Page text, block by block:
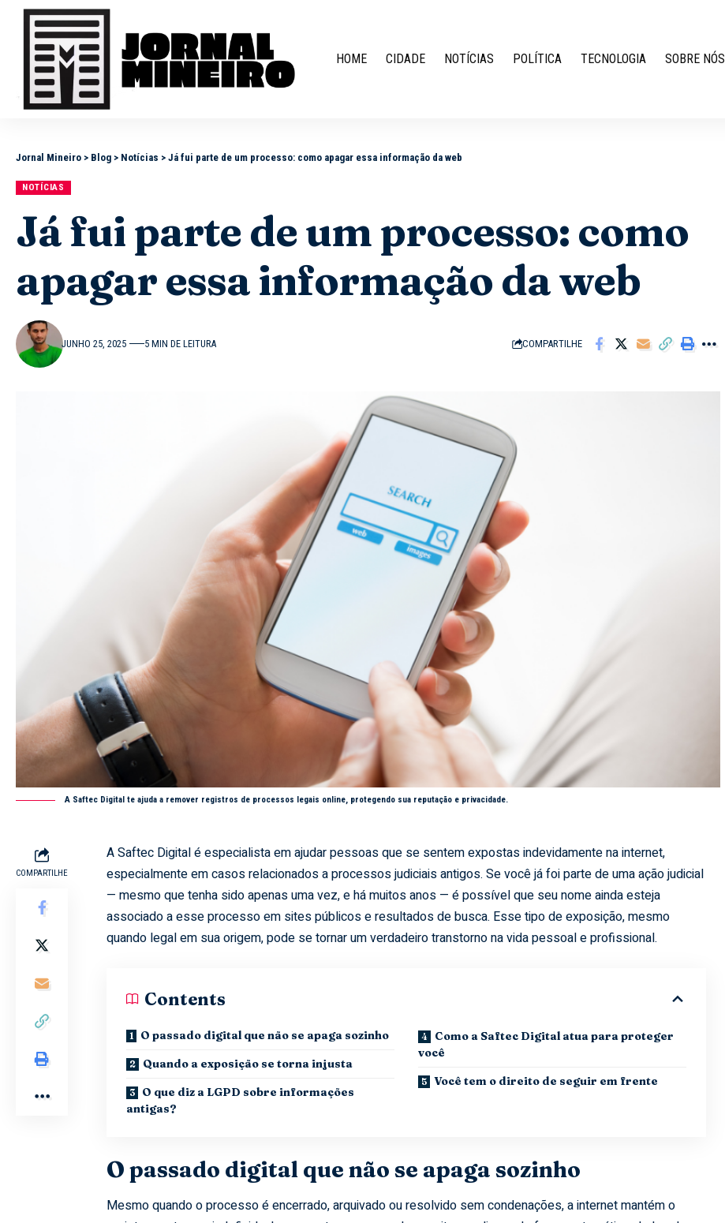
HOME CIDADE NOTÍCIAS POLÍTICA TECNOLOGIA SOBRE NÓS
Jornal Mineiro > Blog > Notícias > Já fui parte de um processo: como apagar essa informação da web
NOTÍCIAS
Já fui parte de um processo: como
apagar essa informação da web
JUNHO 25, 2025 5 MIN DE LEITURA COMPARTILHE
A Saftec Digital te ajuda a remover registros de processos legais online, protegendo sua reputação e privacidade.
COMPARTILHE
A Saftec Digital é especialista em ajudar pessoas que se sentem expostas indevidamente na internet,
especialmente em casos relacionados a processos judiciais antigos. Se você já foi parte de uma ação judicial
— mesmo que tenha sido apenas uma vez, e há muitos anos — é possível que seu nome ainda esteja
associado a esse processo em sites públicos e resultados de busca. Esse tipo de exposição, mesmo
quando legal em sua origem, pode se tornar um verdadeiro transtorno na vida pessoal e profissional.
Contents
O passado digital que não se apaga sozinho
Quando a exposição se torna injusta
O que diz a LGPD sobre informações
antigas?
Como a Saftec Digital atua para proteger
você
Você tem o direito de seguir em frente
O passado digital que não se apaga sozinho
Mesmo quando o processo é encerrado, arquivado ou resolvido sem condenações, a internet mantém o